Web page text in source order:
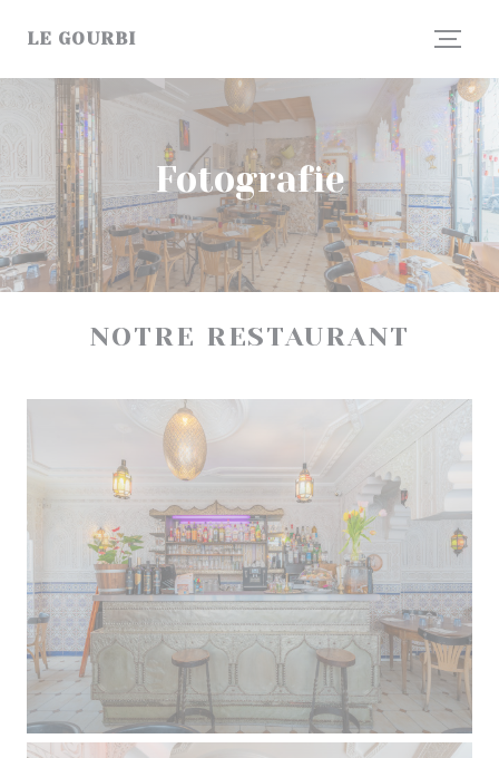
LE GOURBI
Fotografie
NOTRE RESTAURANT